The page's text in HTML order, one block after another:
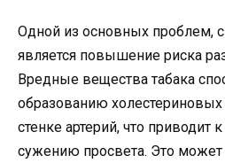
Одной из основных проблем,
является повышение риска
Вредные вещества табака
образованию
стенке артерий, что приводит
сужению просвета. Это может